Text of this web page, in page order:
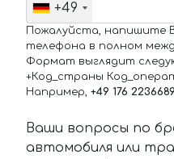
+49
Пожалуйста, напишите
телефона в полном
Формат выглядит
+Код_страны
Например, +49 176
Ваши вопросы по
автомобиля или